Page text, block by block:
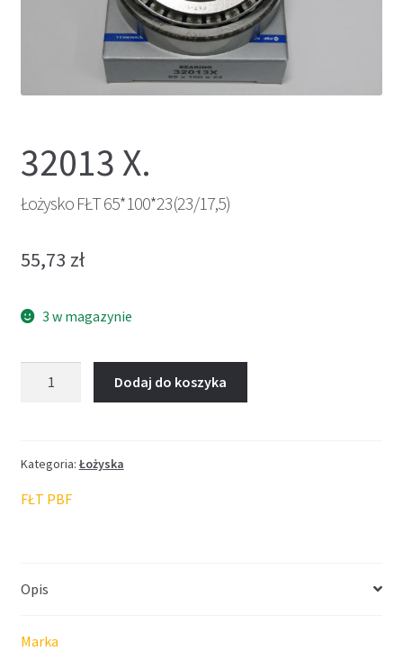
32013 X.
Łożysko FŁT 65*100*23(23/17,5)
55,73 zł
3 w magazynie
Dodaj do koszyka
Kategoria: Łożyska
FŁT PBF
Opis
Marka